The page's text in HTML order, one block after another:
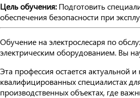
Цель обучения:Подготовить
обеспечения безопасности при
Обучение на электрослесаря по
электрическим оборудованием. Вы
Эта профессия остается
квалифицированных специалистах
производственных объектах, где